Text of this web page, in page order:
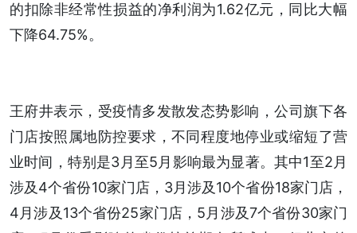
的扣除非经常性损益的净利润为1.62亿元，同比大幅
下降64.75%。
王府井表示，受疫情多发散发态势影响，公司旗下各
门店按照属地防控要求，不同程度地停业或缩短了营
业时间，特别是3月至5月影响最为显著。其中1至2月
涉及4个省份10家门店，3月涉及10个省份18家门店，
4月涉及13个省份25家门店，5月涉及7个省份30家门